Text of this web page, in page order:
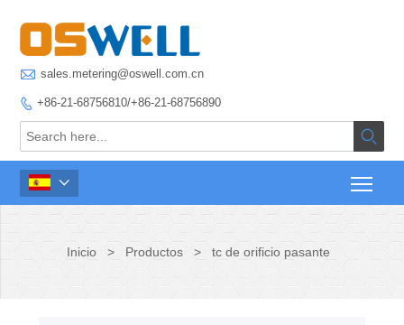
 sales.metering@oswell.com.cn
 +86-21-68756810/+86-21-68756890


Inicio > Productos > tc de orificio pasante